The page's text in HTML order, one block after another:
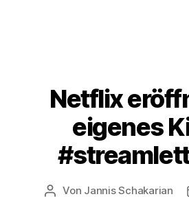
Netflix
eigenes
Beitragsautor
Von Jannis Schakarian